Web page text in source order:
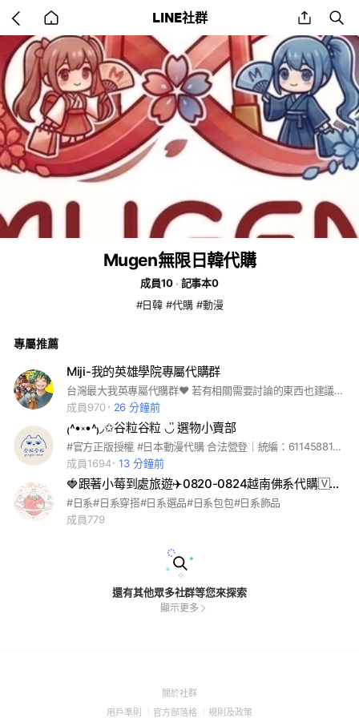
back
to
home
LINE社群 share
Mugen無限日韓代購
成員10
記事本0
#日韓 #代購 #動漫
專屬推薦
Miji-我的英雄學院專屬代購群
台灣最大我英專屬代購群❤️ 若有相關需要討論的東西也建議可以到官方line請群主開個討論群🤍 我們也會定期發布可代購的項目 也請大家敬請期待！ 因為群內的訊息如果過多，可能有時候會漏掉訊息 若有非常想要的日本商品，建議都加入我們的官方Line給予回饋唷！ 官方Line帳號：@288qltkr 以上不是詐騙帳號XD 目前尚無額外經費轉換成指定名稱
成員970
26 分鐘前
₍˄•༝•˄₎◞✩︎谷粒谷粒 ◡̎ 選物小賣部
#官方正版授權 #日本動漫代購 合法營登｜統編：61145881 ✔️商品皆已全含免二補
成員1694
13 分鐘前
🍓跟著小莓到處旅遊✈️0820-0824越南佛系代購🇻🇳🍓
#日系#日系穿搭#日系選品#日系包包#日系飾品
成員779
還有其他眾多社群等您來探索
顯示更多
關於社群(Open
用戶準則 (Open
官方部落格 (Open
規則及政策(Open